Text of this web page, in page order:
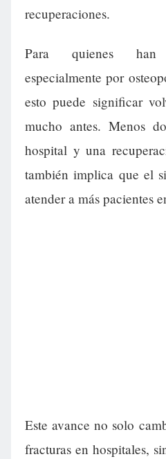
recuperaciones.
Para quienes han
especialmente por
esto puede significar
mucho antes. Menos
hospital y una
también implica que el
atender a más pacientes
Este avance no solo
fracturas en hospitales,